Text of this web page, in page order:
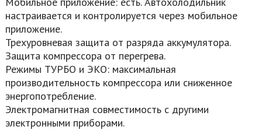
настраивается и контролируется через мобильное
приложение.
Трехуровневая защита от разряда аккумулятора.
Защита компрессора от перегрева.
Режимы ТУРБО и ЭКО: максимальная
производительность компрессора или сниженное
энергопотребление.
Электромагнитная совместимость с другими
электронными приборами.